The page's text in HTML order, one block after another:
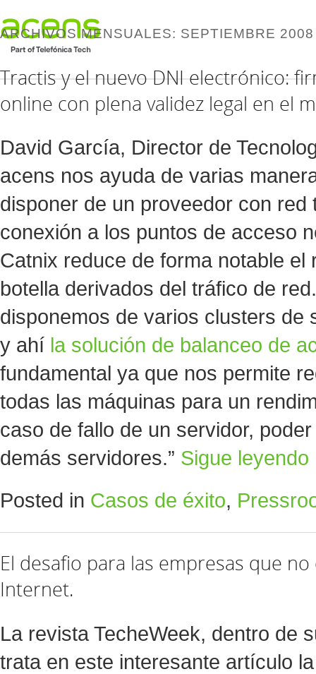
ARCHIVOS MENSUALES: SEPTIEMBRE 2008
Tractis y el nuevo DNI electrónico:
online con plena validez legal en el
David García, Director de
acens nos ayuda de varias
disponer de un proveedor con red
conexión a los puntos de acceso
Catnix reduce de forma notable el
botella derivados del tráfico de
disponemos de varios clusters de
y ahí la solución de balanceo de
fundamental ya que nos permite
todas las máquinas para un
caso de fallo de un servidor,
demás servidores.” Sigue leyendo
Posted in Casos de éxito,
El desafio para las empresas que
Internet.
La revista TecheWeek, dentro de
trata en este interesante artículo